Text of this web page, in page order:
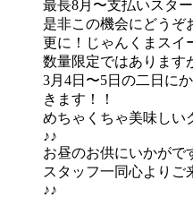
最長8月〜支払いスタ
是非この機会にどうぞ
更に！じゃんくまスイ
数量限定ではあります
3月4日〜5日の二日に
きます！！
めちゃくちゃ美味しい
♪♪
お昼のお供にいかがで
スタッフ一同心よりご
♪♪